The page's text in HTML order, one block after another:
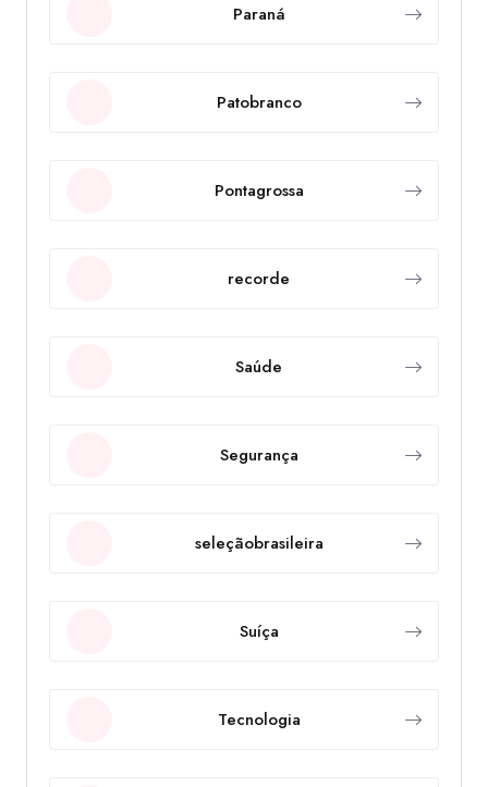
Paraná
Patobranco
Pontagrossa
recorde
Saúde
Segurança
seleçãobrasileira
Suíça
Tecnologia